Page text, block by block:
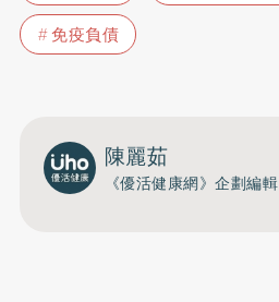
免疫負債
陳麗茹
《優活健康網》企劃編輯